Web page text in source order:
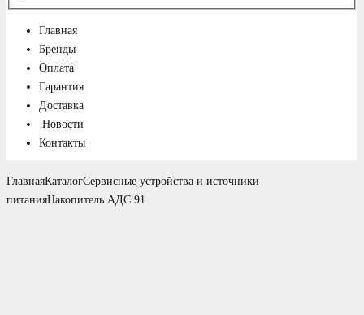
Главная
Бренды
Оплата
Гарантия
Доставка
Новости
Контакты
ГлавнаяКаталогСервисные устройства и источники
питанияНакопитель АДС 91